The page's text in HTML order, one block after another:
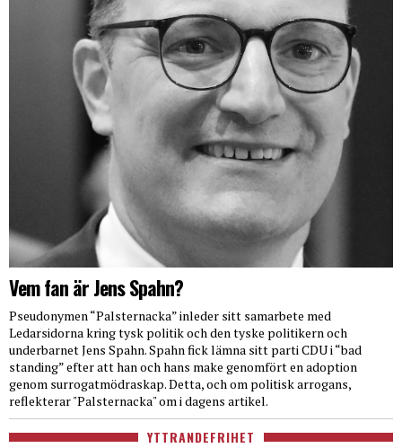
Vem fan är Jens Spahn?
Pseudonymen “Palsternacka” inleder sitt samarbete med
Ledarsidorna kring tysk politik och den tyske politikern och
underbarnet Jens Spahn. Spahn fick lämna sitt parti CDU i “bad
standing” efter att han och hans make genomfört en adoption
genom surrogatmödraskap. Detta, och om politisk arrogans,
reflekterar "Palsternacka" om i dagens artikel.
YTTRANDEFRIHET